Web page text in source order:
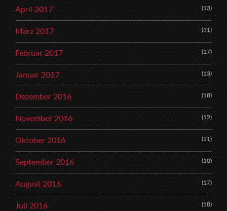
April 2017 (13)
März 2017 (31)
Februar 2017 (17)
Januar 2017 (13)
Dezember 2016 (18)
November 2016 (12)
Oktober 2016 (11)
September 2016 (10)
August 2016 (17)
Juli 2016 (18)